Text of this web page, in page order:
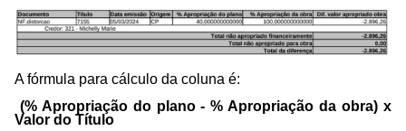
A fórmula para cálculo da coluna é:
(% Apropriação do plano - % Apropriação da obra) x
Valor do Título